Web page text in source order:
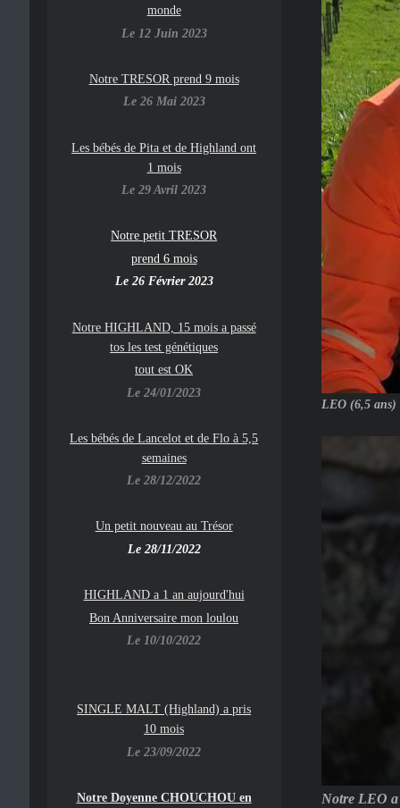
LEO (6,5 ans)
Notre LEO a
monde
Le 12 Juin 2023
Notre TRESOR prend 9 mois
Le 26 Mai 2023
Les bébés de Pita et de Highland ont
1 mois
Le 29 Avril 2023
Notre petit TRESOR
prend 6 mois
Le 26 Février 2023
Notre HIGHLAND, 15 mois a passé
tos les test génétiques
tout est OK
Le 24/01/2023
Les bébés de Lancelot et de Flo à 5,5
semaines
Le 28/12/2022
Un petit nouveau au Trésor
Le 28/11/2022
HIGHLAND a 1 an aujourd'hui
Bon Anniversaire mon loulou
Le 10/10/2022
SINGLE MALT (Highland) a pris
10 mois
Le 23/09/2022
Notre Doyenne CHOUCHOU en